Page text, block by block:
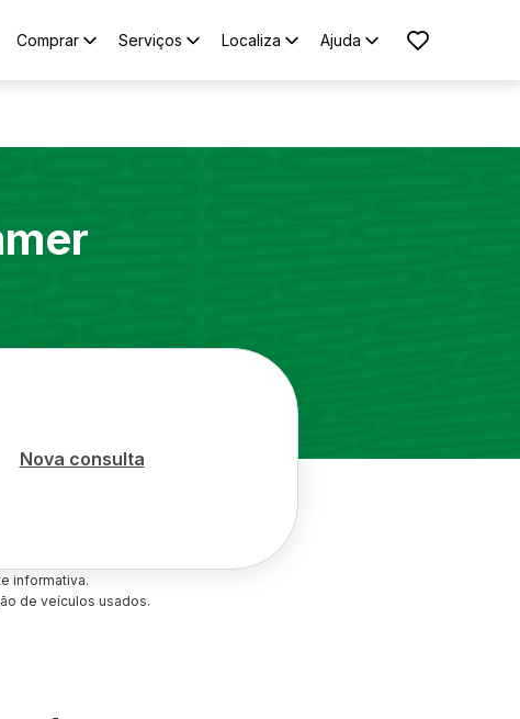
Comprar Serviços Localiza Ajuda
Nova consulta
informativa.
de veículos usados.